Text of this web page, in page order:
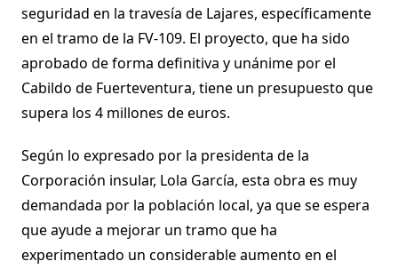
seguridad en la travesía de Lajares, específicamente
en el tramo de la FV-109. El proyecto, que ha sido
aprobado de forma definitiva y unánime por el
Cabildo de Fuerteventura, tiene un presupuesto que
supera los 4 millones de euros.
Según lo expresado por la presidenta de la
Corporación insular, Lola García, esta obra es muy
demandada por la población local, ya que se espera
que ayude a mejorar un tramo que ha
experimentado un considerable aumento en el